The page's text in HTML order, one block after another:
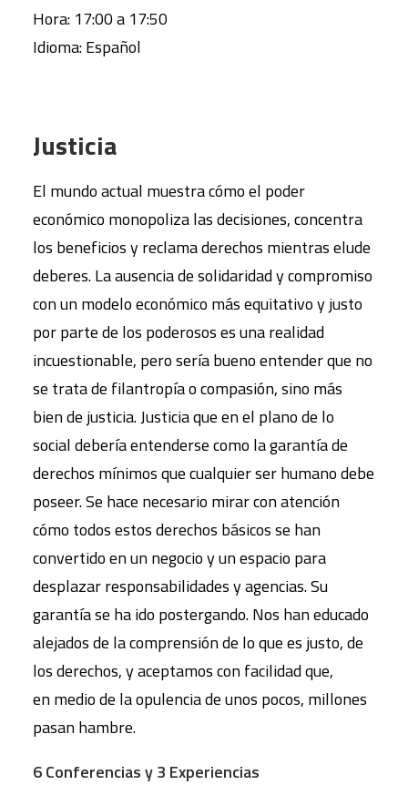
Hora: 17:00 a 17:50
Idioma: Español
Justicia
El mundo actual muestra cómo el poder
económico monopoliza las decisiones, concentra
los beneficios y reclama derechos mientras elude
deberes. La ausencia de solidaridad y compromiso
con un modelo económico más equitativo y justo
por parte de los poderosos es una realidad
incuestionable, pero sería bueno entender que no
se trata de filantropía o compasión, sino más
bien de justicia. Justicia que en el plano de lo
social debería entenderse como la garantía de
derechos mínimos que cualquier ser humano debe
poseer. Se hace necesario mirar con atención
cómo todos estos derechos básicos se han
convertido en un negocio y un espacio para
desplazar responsabilidades y agencias. Su
garantía se ha ido postergando. Nos han educado
alejados de la comprensión de lo que es justo, de
los derechos, y aceptamos con facilidad que,
en medio de la opulencia de unos pocos, millones
pasan hambre.
6 Conferencias y 3 Experiencias